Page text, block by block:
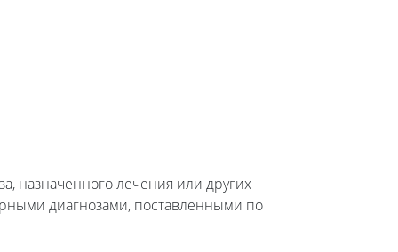
назначенного лечения или других
диагнозами, поставленными по